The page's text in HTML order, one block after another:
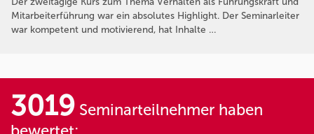
Mitarbeiterführung war ein absolutes Highlight. Der Seminarleiter
war kompetent und motivierend, hat Inhalte …
3019 Seminarteilnehmer haben